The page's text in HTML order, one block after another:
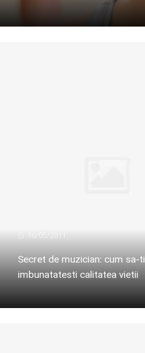
16/05/2011
Secret de muzician: cum sa-ti
imbunatatesti calitatea vietii